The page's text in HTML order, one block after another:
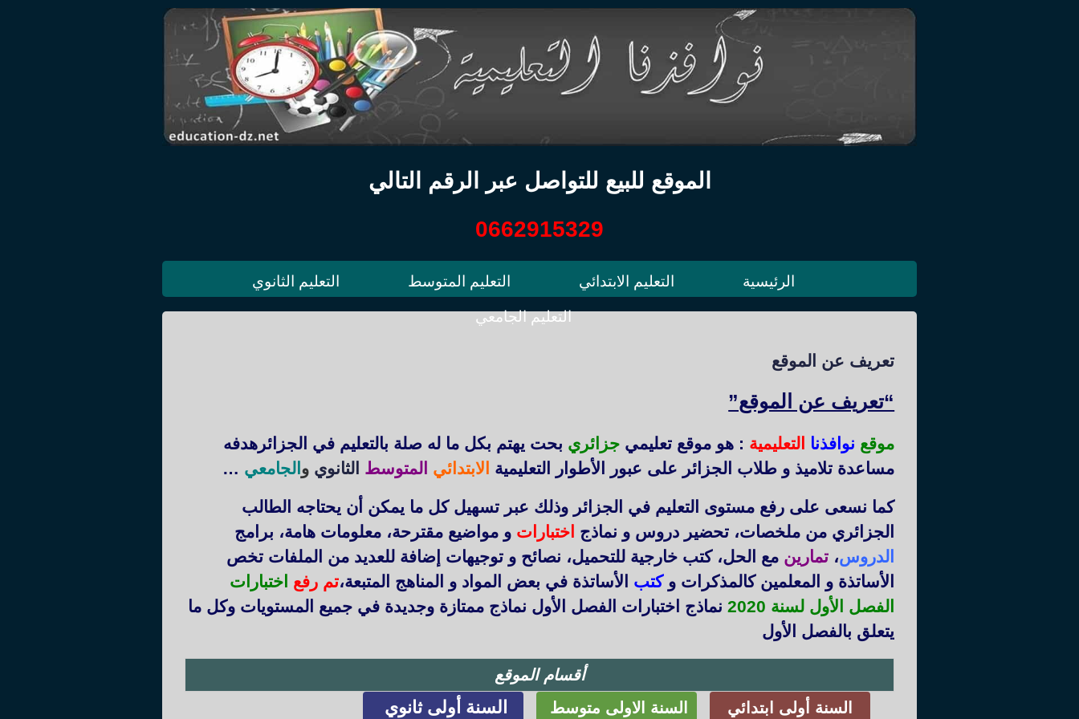
الموقع للبيع للتواصل عبر الرقم التالي
0662915329
الرئيسية التعليم الابتدائي التعليم المتوسط التعليم الثانوي
التعليم الجامعي
تعريف عن الموقع
“تعريف عن الموقع”
موقع نوافذنا التعليمية : هو موقع تعليمي جزائري بحت يهتم بكل ما له صلة بالتعليم في الجزائرهدفه
مساعدة تلاميذ و طلاب الجزائر على عبور الأطوار التعليمية
الابتدائي المتوسط الثانوي و الجامعي …
كما نسعى على رفع مستوى التعليم في الجزائر وذلك عبر تسهيل كل ما يمكن أن يحتاجه الطالب
الجزائري من ملخصات، تحضير دروس و نماذج اختبارات و مواضيع مقترحة، معلومات هامة، برامج
الدروس، تمارين مع الحل، كتب خارجية للتحميل، نصائح و توجيهات إضافة للعديد من الملفات تخص
الأساتذة و المعلمين كالمذكرات وكتب الأساتذة في بعض المواد و المناهج المتبعة،تم رفع اختبارات
الفصل الأول لسنة 2020
نماذج اختبارات الفصل الأول نماذج ممتازة وجديدة في جميع المستويات وكل ما
يتعلق بالفصل الأول
أقسام الموقع
السنة أولى ابتدائي
السنة الاولى متوسط السنة أولى ثانوي